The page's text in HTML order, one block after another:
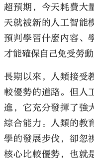
超預期，今天耗費大
天就被新的人工智能
預判學習什麼內容、
才能確保自己免受勞動
長期以來，人類接受
較優勢的道路。但人
進，它充分發揮了強
綜合能力。人類的教
學的發展步伐，卻忽
核心比較優勢，也就